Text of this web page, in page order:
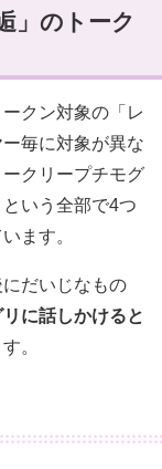
」のトーク
クン対象の「レ
毎に対象が異な
クリープチモグ
いう全部で4つ
ます。
だいじなもの
に話しかけると
。